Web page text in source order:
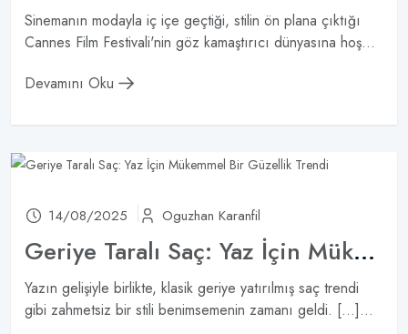
Sinemanın modayla iç içe geçtiği, stilin ön plana çıktığı
Cannes Film Festivali'nin göz kamaştırıcı dünyasına hoş...
Devamını Oku
14/08/2025 Oguzhan Karanfil
Geriye Taralı Saç: Yaz İçin Mükemmel Bir Güzellik Trendi
Yazın gelişiyle birlikte, klasik geriye yatırılmış saç trendi
gibi zahmetsiz bir stili benimsemenin zamanı geldi. […]...